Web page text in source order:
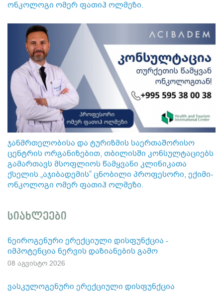
ონკოლოგი ომერ ფათიჰ ოლმეზი.
ჯანმრთელობისა და ტურიზმის საერთაშორისო
ცენტრის ორგანიზებით, თბილისში კონსულტაციებს
გამართავს მსოფლიოს წამყვანი კლინიკათა
ქსელის „აჯიბადემის“ ცნობილი პროფესორი, ექიმი-
ონკოლოგი ომერ ფათიჰ ოლმეზი.
სიახლეები
ნეიროგენური ერექციული დისფუნქცია -
იმპოტენცია ნერვის დაზიანების გამო
08 აგვისტო 2026
ვასკულოგენური ერექციული დისფუნქცია